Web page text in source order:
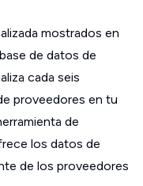
mostrados en
de datos de
cada seis
proveedores en tu
de
los datos de
de los proveedores